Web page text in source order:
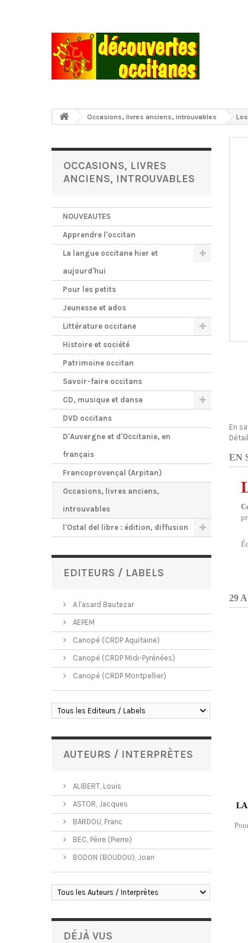
Occasions, livres anciens, introuvables
OCCASIONS, LIVRES
ANCIENS, INTROUVABLES
NOUVEAUTES
Apprendre l'occitan
La langue occitane hier et
aujourd'hui
Pour les petits
Jeunesse et ados
Littérature occitane
Histoire et société
Patrimoine occitan
Savoir-faire occitans
CD, musique et danse
DVD occitans
D'Auvergne et d'Occitanie, en
français
Francoprovençal (Arpitan)
Occasions, livres anciens,
introuvables
l'Ostal del libre : édition, diffusion
EDITEURS / LABELS
A l'asard Bautezar
AEPEM
Canopé (CRDP Aquitaine)
Canopé (CRDP Midi-Pyrénées)
Canopé (CRDP Montpellier)
Tous les Editeurs / Labels
AUTEURS / INTERPRÈTES
ALIBERT, Louis
ASTOR, Jacques
BARDOU, Franc
BEC, Pèire (Pierre)
BODON (BOUDOU), Joan
Tous les Auteurs / Interprètes
DÉJÀ VUS
En
EN
29